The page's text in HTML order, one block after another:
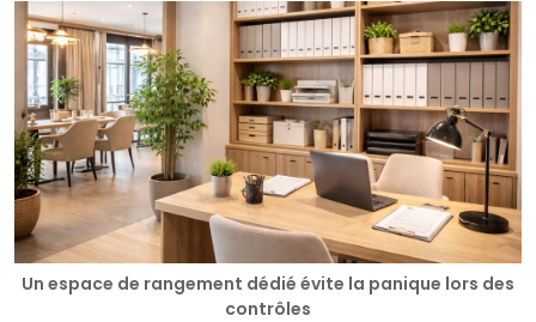
Un espace de rangement dédié évite la panique lors des
contrôles